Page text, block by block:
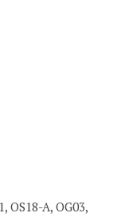
OS18-A, OG03,